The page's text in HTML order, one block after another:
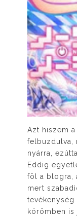
Azt hiszem
felbuzdulva,
nyárra,
Eddig
föl a blogra,
mert
körömben is